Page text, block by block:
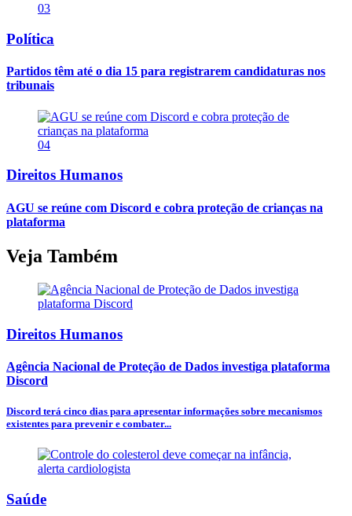
03
Política
Partidos têm até o dia 15 para registrarem candidaturas nos
tribunais
04
Direitos Humanos
AGU se reúne com Discord e cobra proteção de crianças na
plataforma
Veja Também
Direitos Humanos
Agência Nacional de Proteção de Dados investiga plataforma
Discord
Discord terá cinco dias para apresentar informações sobre mecanismos
existentes para prevenir e combater...
Saúde